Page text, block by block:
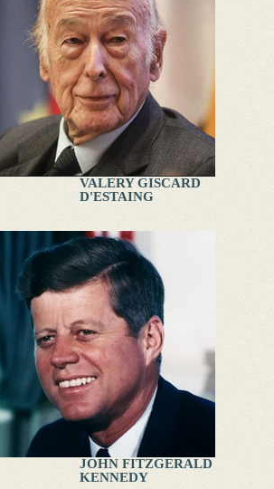
VALERY GISCARD
D'ESTAING
JOHN FITZGERALD
KENNEDY